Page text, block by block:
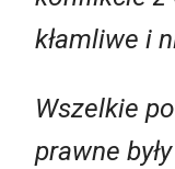
kłamliwe i
Wszelkie
prawne